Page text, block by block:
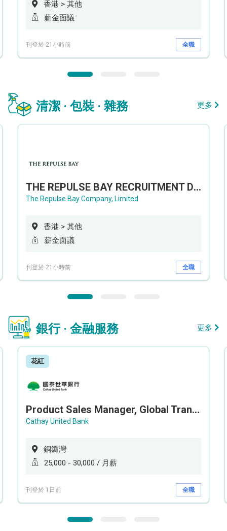
香港 > 其他
薪金面議
刊登於 21小時前 全職
清潔 · 包裝 · 雜務 更多
THE REPULSE BAY RECRUITMENT DAY 淺水灣影灣園人才招聘會
The Repulse Bay Company, Limited
香港 > 其他
薪金面議
刊登於 21小時前 全職
銀行 · 金融服務 更多
花紅
Product Sales Manager, Global Transaction Service (GTS)
Cathay United Bank
銅鑼灣
25,000 - 30,000 / 月薪
刊登於 1日前 全職